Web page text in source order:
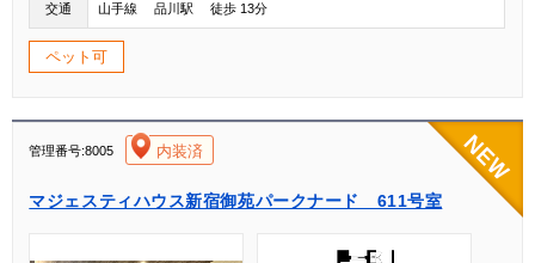
交通 山手線 品川駅 徒歩 13分
ペット可
管理番号:8005 内装済
マジェスティハウス新宿御苑パークナード 611号室
[004]